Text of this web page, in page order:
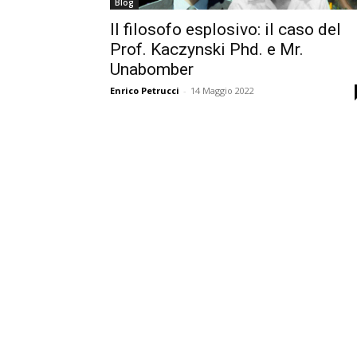
Blog
Il filosofo esplosivo: il caso del
Prof. Kaczynski Phd. e Mr.
Unabomber
Enrico Petrucci - 14 Maggio 2022